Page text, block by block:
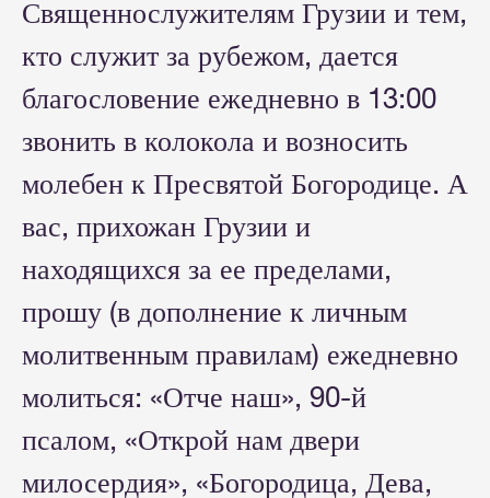
Священнослужителям Грузии и тем,
кто служит за рубежом, дается
благословение ежедневно в 13:00
звонить в колокола и возносить
молебен к Пресвятой Богородице. А
вас, прихожан Грузии и
находящихся за ее пределами,
прошу (в дополнение к личным
молитвенным правилам) ежедневно
молиться: «Отче наш», 90-й
псалом, «Открой нам двери
милосердия», «Богородица, Дева,